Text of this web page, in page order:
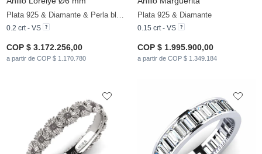
Plata 925 & Diamante & Perla blanca
0.2 crt - VS
COP $ 3.172.256,00
a partir de COP $ 1.170.780
Plata 925 & Diamante
0.15 crt - VS
COP $ 1.995.900,00
a partir de COP $ 1.349.184